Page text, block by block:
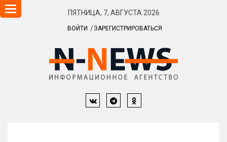
ПЯТНИЦА, 7, АВГУСТА 2026
ВОЙТИ ЗАРЕГИСТРИРОВАТЬСЯ
Навигация